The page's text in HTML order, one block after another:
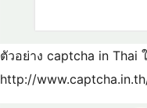
ตัวอย่าง captcha in Thai
http://